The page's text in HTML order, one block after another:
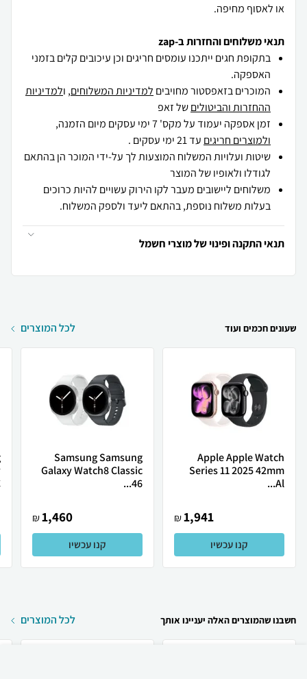
או לאסוף מחיפה.
תנאי משלוחים והחזרות ב-zap
בתקופת חגים ייתכנו עומסים חריגים וכן עיכובים קלים בזמני
האספקה.
המוכרים בזאפסטור מחויבים למדיניות המשלוחים, ולמדיניות
ההחזרות והביטוליםשל זאפ
זמן אספקה יעמוד על מקס' 7 ימי עסקים מיום הזמנה,
ולמוצרים חריגים עד 21 ימי עסקים .
שיטות ועלויות המשלוח המוצעות לך על-ידי המוכר הן בהתאם
לגודלו ולאופיו של המוצר
משלוחים ליישובים מעבר לקו הירוק עשויים להיות כרוכים
בעלות משלוח נוספת, בהתאם ליעד ולספק המשלוח.
תנאי התקנה ופינוי של מוצרי חשמל
שעונים חכמים ועוד לכל המוצרים
Apple Apple Watch
Series 11 2025 42mm
Al...
1,941
₪
קנו עכשיו
Samsung Samsung
Galaxy Watch8 Classic
46...
1,460
₪
קנו עכשיו
חשבנו שהמוצרים האלה יעניינו אותך לכל המוצרים